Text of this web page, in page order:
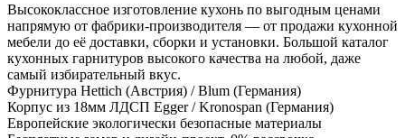
Высококлассное изготовление кухонь по выгодным ценами
напрямую от фабрики-производителя — от продажи кухонной
мебели до её доставки, сборки и установки. Большой каталог
кухонных гарнитуров высокого качества на любой, даже
самый избирательный вкус.
Фурнитура Hettich (Австрия) / Blum (Германия)
Корпус из 18мм ЛДСП Egger / Kronospan (Германия)
Европейские экологически безопасные материалы